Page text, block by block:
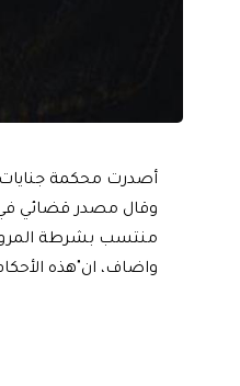
أصدرت محكمة جنايات
وقال مصدر قضائي في
منتسب بشرطة المرور واصدرت
واضاف، ان"هذه الأحكام تاتي استنادا للمادة 28